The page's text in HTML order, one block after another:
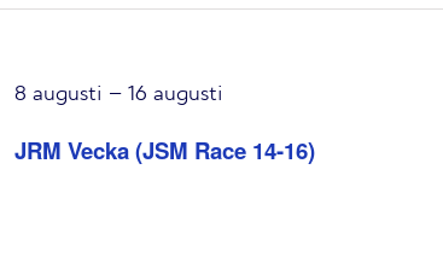
JRM Vecka (JSM Race 14-16)
8 augusti – 16 augusti